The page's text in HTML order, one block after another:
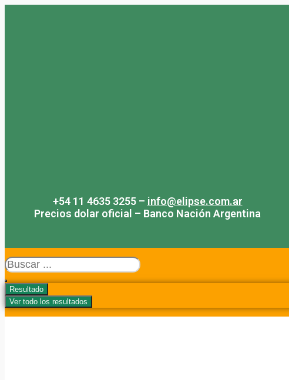
+54 11 4635 3255 – info@elipse.com.ar
Precios dolar oficial – Banco Nación Argentina
Search
...
Resultado
Ver todo los resultados